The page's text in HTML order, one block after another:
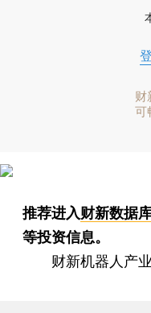
财
可
推荐进入财新数据
等投资信息。
财新机器人产业